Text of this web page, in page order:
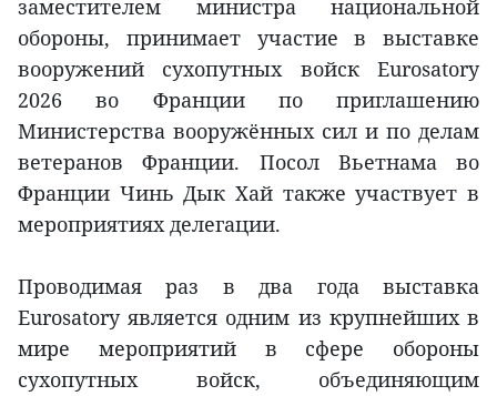
заместителем министра национальной
обороны, принимает участие в выставке
вооружений сухопутных войск Eurosatory
2026 во Франции по приглашению
Министерства вооружённых сил и по делам
ветеранов Франции. Посол Вьетнама во
Франции Чинь Дык Хай также участвует в
мероприятиях делегации.
Проводимая раз в два года выставка
Eurosatory является одним из крупнейших в
мире мероприятий в сфере обороны
сухопутных войск, объединяющим